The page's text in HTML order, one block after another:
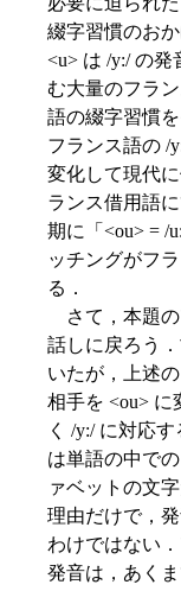
綴字習慣のお
<u> は /y:/ の
む大量のフラ
語の綴字習慣
フランス語の /
変化して現代に
ランス借用語
期に「<ou> = /
ッチングがフ
る．
さて，本題の
話しに戻ろう
いたが，上述
相手を <ou> に
く /y:/ に対応
は単語の中で
ァベットの文
理由だけで，
わけではない
発音は，あく